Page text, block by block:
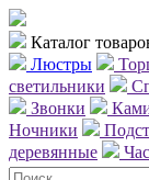
Каталог
Люстры
светильники
Звонки
Ночники
деревянные